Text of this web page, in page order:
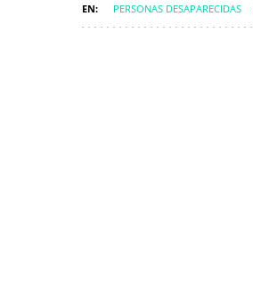
PERSONAS DESAPARECIDAS